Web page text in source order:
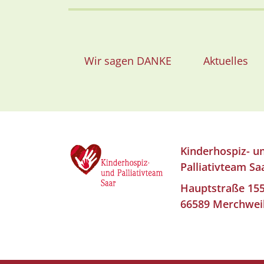
Wir sagen DANKE Aktuelles
Kinderhospiz-
Palliativteam
Hauptstraße
66589